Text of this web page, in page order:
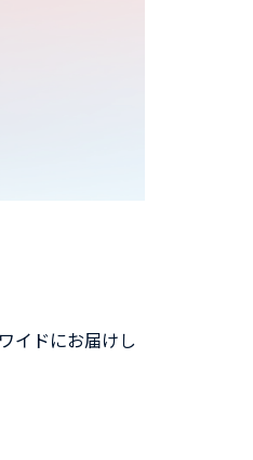
イドにお届けし